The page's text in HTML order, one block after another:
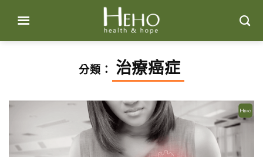
content
分類： 治療癌症